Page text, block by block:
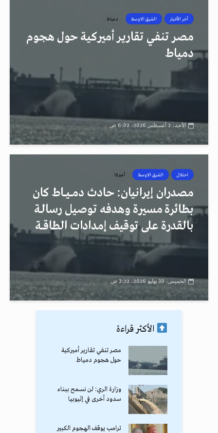
أخر الأخبار الشرق الاوسط دمياط
مصر تنفي تقارير أميركية حول هجوم
دمياط
الأحد، 2 أغسطس 2026، 6:02 ص
احتلال الشرق الاوسط أميركا
مصدران إيرانيان: حادث دمــيــاط كان
بطائرة مسيرة وهدفه توصيل رسالـة
بالقدرة على توقيف إمدادات الطاقــة
الخميس، 30 يوليو 2026، 3:22 ص
الأكثر قراءة
مصر تنفي تقارير أميركية
حول هجوم دمياط
وزارة الري: لن نسمح ببناء
سدود أخرى في إثيوبيا
ترامب يوقف الهجوم الكبير